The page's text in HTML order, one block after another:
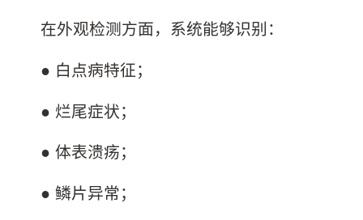
在外观检测方面，系统能够识别：
● 白点病特征；
● 烂尾症状；
● 体表溃疡；
● 鳞片异常；